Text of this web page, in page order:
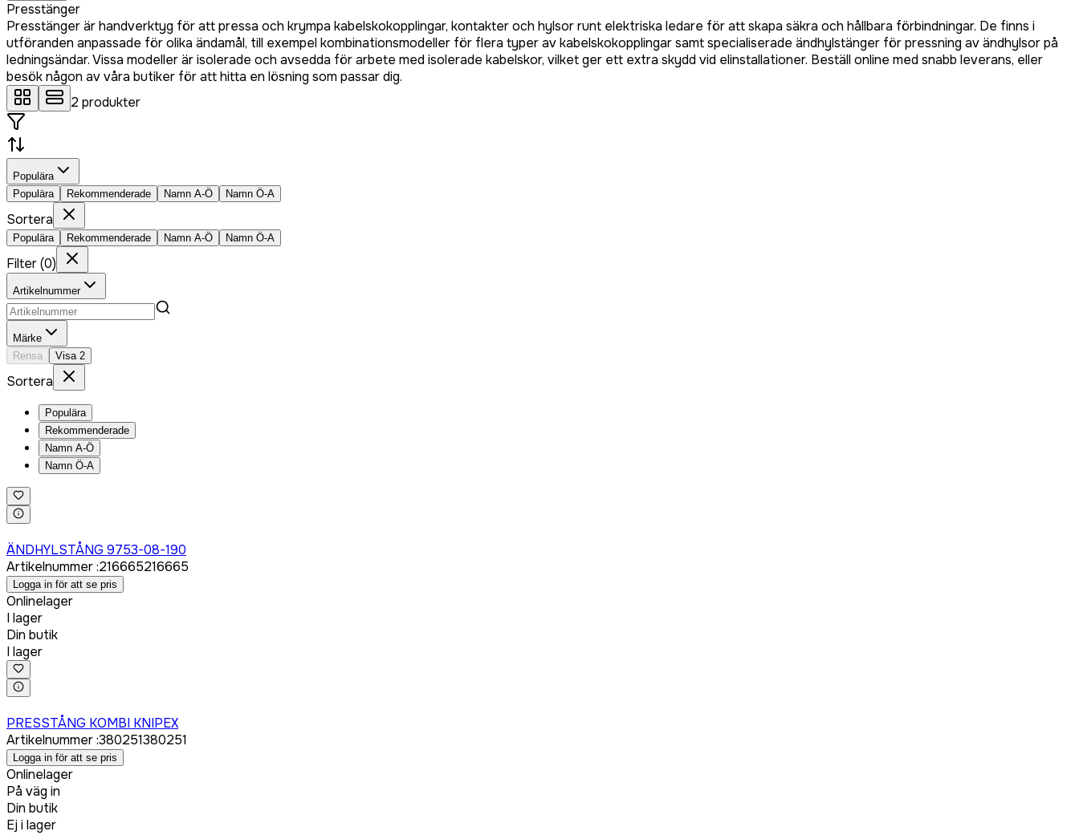
Presstänger
Presstänger är handverktyg för att pressa och krympa kabelskokopplingar, kontakter och hylsor runt elektriska ledare för att skapa säkra och hållbara förbindningar. De finns i
utföranden anpassade för olika ändamål, till exempel kombinationsmodeller för flera typer av kabelskokopplingar samt specialiserade ändhylstänger för pressning av ändhylsor på
ledningsändar. Vissa modeller är isolerade och avsedda för arbete med isolerade kabelskor, vilket ger ett extra skydd vid elinstallationer. Beställ online med snabb leverans, eller
besök någon av våra butiker för att hitta en lösning som passar dig.
2 produkter
Populära
Populära
Rekommenderade Namn A-Ö Namn Ö-A
Sortera
Populära Rekommenderade Namn A-Ö Namn Ö-A
Filter(0)
Artikelnummer
Märke
Rensa
Visa 2
Sortera
Populära
Rekommenderade
Namn A-Ö
Namn Ö-A
ÄNDHYLSTÅNG 9753-08-190
Artikelnummer:216665216665
Logga in för att se pris
Onlinelager
I lager
Din butik
I lager
PRESSTÅNG KOMBI KNIPEX
Artikelnummer:380251380251
Logga in för att se pris
Onlinelager
På väg in
Din butik
Ej i lager